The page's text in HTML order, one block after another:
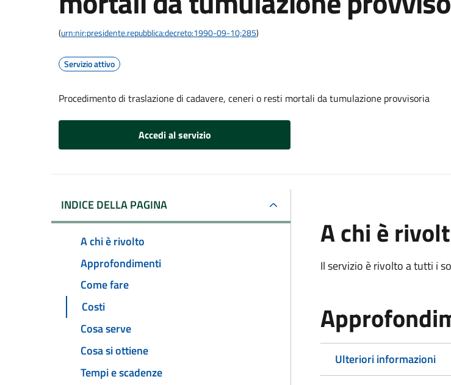
(urn:nir:presidente.repubblica:decreto:1990-09-10;285)
Servizio attivo
Procedimento di traslazione di cadavere, ceneri o resti mortali da tumulazione provvisoria
Accedi al servizio
INDICE DELLA PAGINA
A chi è rivolto
Approfondimenti
Come fare
Costi
Cosa serve
Cosa si ottiene
Tempi e scadenze
A chi è
Il servizio è rivolto a tutti i
Ulteriori informazioni